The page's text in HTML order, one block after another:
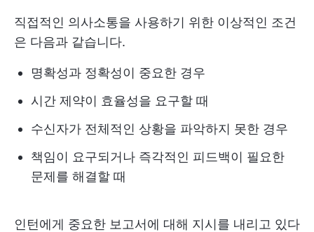
직접적인 의사소통을 사용하기 위한 이상적인 조건
은 다음과 같습니다.
명확성과 정확성이 중요한 경우
시간 제약이 효율성을 요구할 때
수신자가 전체적인 상황을 파악하지 못한 경우
책임이 요구되거나 즉각적인 피드백이 필요한
문제를 해결할 때
인턴에게 중요한 보고서에 대해 지시를 내리고 있다